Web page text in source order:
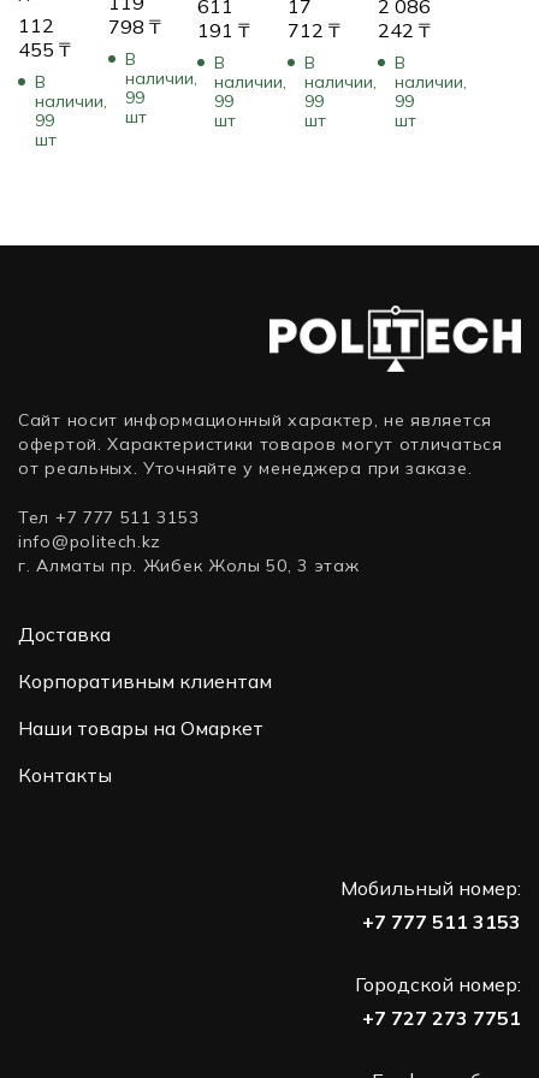
установки
кронштейна
A-
9230
на
112
455 ₸
В
наличии,
99
шт
на
соединительными
проводами
Wiring)
798 ₸
В
наличии,
99
шт
SIP,
611
191₸
В
наличии,
99
шт
трубы
монтажа
17
712 ₸
В
наличии,
99
шт
декодер
7000,
H.265
2 086
242 ₸
В
наличии,
99
шт
Сайт носит информационный характер, не является
офертой. Характеристики товаров могут отличаться
от реальных. Уточняйте у менеджера при заказе.
Тел +7 777 511 3153
info@politech.kz
г. Алматы пр. Жибек Жолы 50, 3 этаж
Доставка
Корпоративным клиентам
Наши товары на Омаркет
Контакты
Мобильный номер:
+7 777 511 3153
Городской номер:
+7 727 273 7751